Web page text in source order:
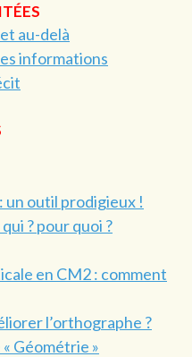
au-delà
informations
un outil prodigieux !
? pour quoi ?
en CM2 : comment
l’orthographe ?
Géométrie »